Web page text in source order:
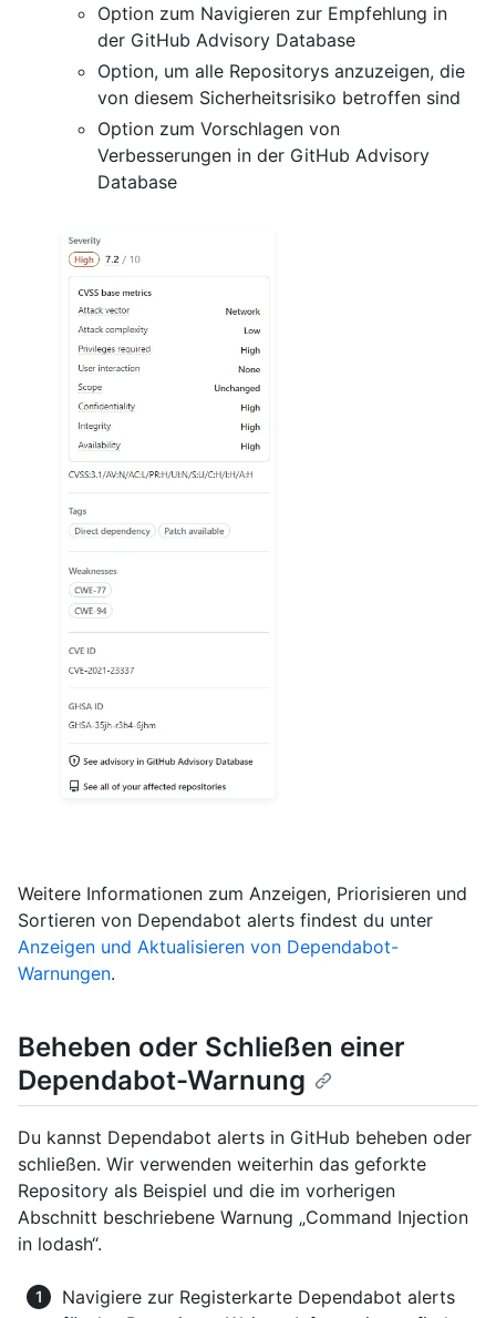
Option zum Navigieren zur Empfehlung in
der GitHub Advisory Database
Option, um alle Repositorys anzuzeigen, die
von diesem Sicherheitsrisiko betroffen sind
Option zum Vorschlagen von
Verbesserungen in der GitHub Advisory
Database
Weitere Informationen zum Anzeigen, Priorisieren und
Sortieren von Dependabot alerts findest du unter
Anzeigen und Aktualisieren von Dependabot-
Warnungen.
Beheben oder Schließen einer
Dependabot-Warnung
Du kannst Dependabot alerts in GitHub beheben oder
schließen. Wir verwenden weiterhin das geforkte
Repository als Beispiel und die im vorherigen
Abschnitt beschriebene Warnung „Command Injection
in lodash“.
Navigiere zur Registerkarte Dependabot alerts